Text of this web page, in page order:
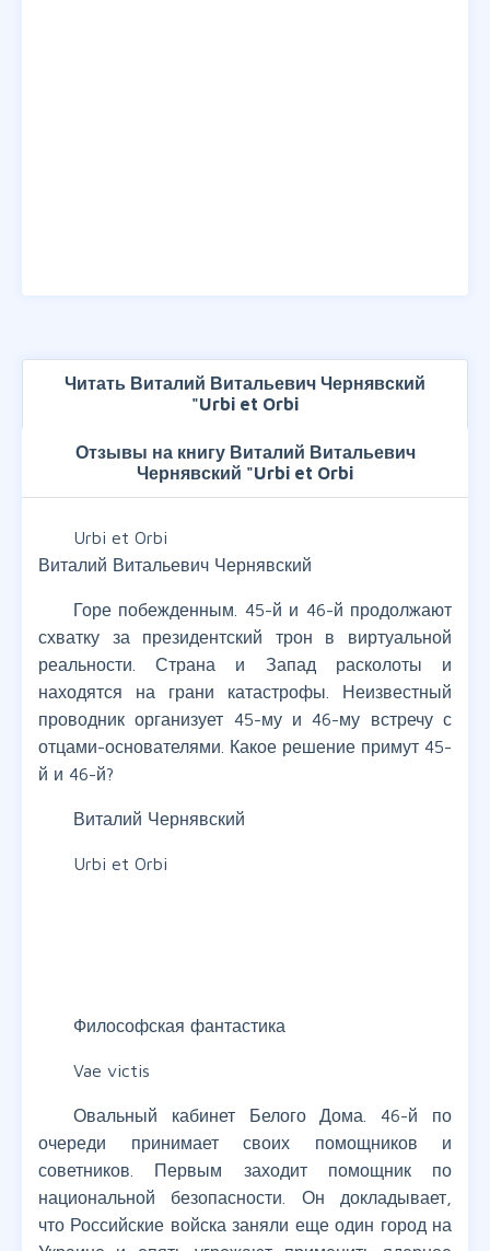
Читать Виталий Витальевич Чернявский
"Urbi et Orbi
Отзывы на книгу Виталий Витальевич
Чернявский "Urbi et Orbi
Urbi et Orbi
Виталий Витальевич Чернявский
Горе побежденным. 45-й и 46-й продолжают
схватку за президентский трон в виртуальной
реальности. Страна и Запад расколоты и
находятся на грани катастрофы. Неизвестный
проводник организует 45-му и 46-му встречу с
отцами-основателями. Какое решение примут 45-
й и 46-й?
Виталий Чернявский
Urbi et Orbi
Философская фантастика
Vae victis
Овальный кабинет Белого Дома. 46-й по
очереди принимает своих помощников и
советников. Первым заходит помощник по
национальной безопасности. Он докладывает,
что Российские войска заняли еще один город на